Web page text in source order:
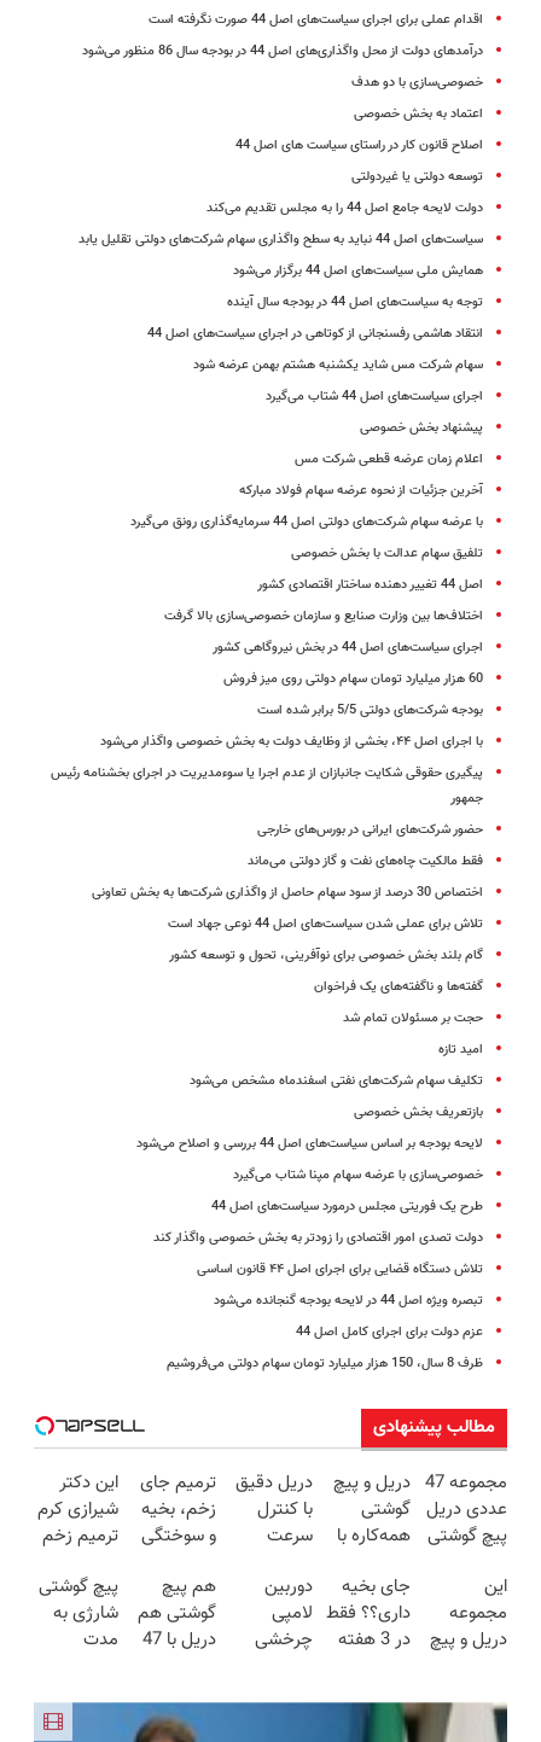
اقدام عملی برای اجرای سیاست‌های اصل 44 صورت نگرفته است
درآمدهای دولت از محل واگذاری‌های اصل 44 در بودجه سال 86 منظور می‌شود
خصوصی‌سازی با دو هدف
اعتماد به بخش خصوصی
اصلاح قانون کار در راستای سیاست های اصل 44
توسعه دولتی یا غیردولتی
دولت لایحه جامع اصل 44 را به مجلس تقدیم می‌کند
سیاست‌های اصل 44 نباید به سطح واگذاری سهام شرکت‌های دولتی تقلیل یابد
همایش ملی سیاست‌های اصل 44 برگزار می‌شود
توجه به سیاست‌های اصل 44 در بودجه سال آینده
انتقاد هاشمی رفسنجانی از کوتاهی در اجرای سیاست‌های اصل 44
سهام شرکت مس شاید یکشنبه هشتم بهمن عرضه شود
اجرای سیاست‌های اصل 44 شتاب می‌گیرد
پیشنهاد بخش خصوصی
اعلام زمان عرضه قطعی شرکت مس
آخرین جزئیات از نحوه عرضه سهام فولاد مبارکه
با عرضه سهام شرکت‌های دولتی اصل 44 سرمایه‌گذاری رونق می‌گیرد
تلفیق سهام عدالت با بخش خصوصی
اصل 44 تغییر دهنده ساختار اقتصادی کشور
اختلاف‌ها بین وزارت صنایع و سازمان خصوصی‌سازی بالا گرفت
اجرای سیاست‌های اصل 44 در بخش نیروگاهی کشور
60 هزار میلیارد تومان سهام دولتی روی میز فروش
بودجه شرکت‌های دولتی 5/5 برابر شده است
با اجرای اصل ‪،۴۴‬ بخشی از وظایف دولت به بخش خصوصی واگذار می‌شود
پیگیری حقوقی شکایت جانبازان از عدم اجرا یا سوءمدیریت در اجرای بخشنامه رئیس
جمهور
حضور شرکت‌های ایرانی در بورس‌های خارجی
فقط مالکیت چاه‌های نفت و گاز دولتی می‌ماند
اختصاص 30 درصد از سود سهام حاصل از واگذاری شرکت‌ها به بخش تعاونی‌
تلاش برای عملی شدن سیاست‌های اصل 44 نوعی جهاد است
گام بلند بخش خصوصی برای نوآفرینی، تحول و توسعه کشور
گفته‌ها و ناگفته‌های یک فراخوان
حجت بر مسئولان تمام شد
امید تازه
تکلیف سهام شرکت‌های نفتی اسفندماه مشخص می‌شود
بازتعریف بخش خصوصی
لایحه بودجه بر اساس سیاست‌های اصل 44 بررسی و اصلاح می‌شود
خصوصی‌سازی با عرضه سهام مپنا شتاب می‌گیرد
طرح یک فوریتی مجلس درمورد سیاست‌های اصل 44
دولت تصدی امور اقتصادی را زودتر به بخش خصوصی واگذار کند
تلاش دستگاه قضایی‌ برای اجرای اصل ‪ ۴۴‬قانون اساسی
تبصره ویژه اصل 44 در لایحه بودجه گنجانده می‌شود
عزم دولت برای اجرای کامل اصل 44
ظرف 8 سال، 150 هزار میلیارد تومان سهام دولتی می‌فروشیم
مطالب پیشنهادی
مجموعه 47
عددی دریل
پیچ گوشتی
(تخفیف به
مدت
محدود)
دریل و پیچ
گوشتی
همه‌کاره با
هوشمند ⚙️
(نصف
قیمت بازار
دریل دقیق
با کنترل
سرعت
(مجموعه
47عددی +
تخفیف
ترمیم جای
زخم، بخیه
و سوختگی
هفته!!😍
این دکتر
شیرازی کرم
ترمیم زخم
ساخت!!!
این
مجموعه
دریل و پیچ
نصف قیمت
جای بخیه
داری؟؟ فقط
در 3 هفته
دوربین
لامپی
چرخشی
هم پیچ
گوشتی هم
دریل با 47
تخفیف داره
پیچ گوشتی
شارژی به
مدت